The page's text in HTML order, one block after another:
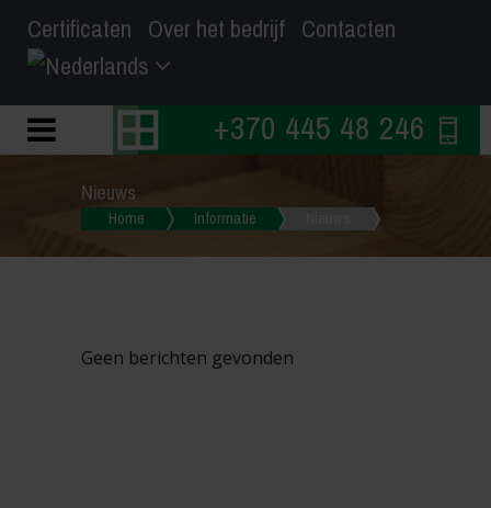
Certificaten Over het bedrijf Contacten
+370 445 48 246
Nieuws
Home Informatie
Geen berichten gevonden